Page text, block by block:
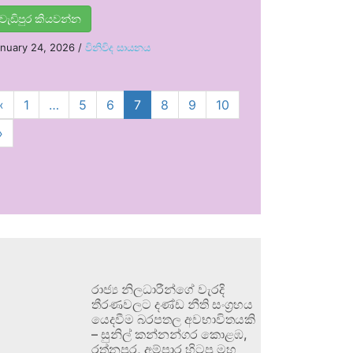
වැඩිපුර කියවන්න
24, 2026 / විනිවිද සායනය
‹ 1 … 5 6 7 8 9
10
රාජ්‍ය නිලධාරීන්ගේ වැරදි
තීරණවලට දණ්ඩ නීති සංග්‍රහය
යෙදවීම බරපතල අවභාවිතයකි
– සුනිල් කන්නන්ගර කොළඹ,
රත්නපුර, අම්පාර හිටපු මහ